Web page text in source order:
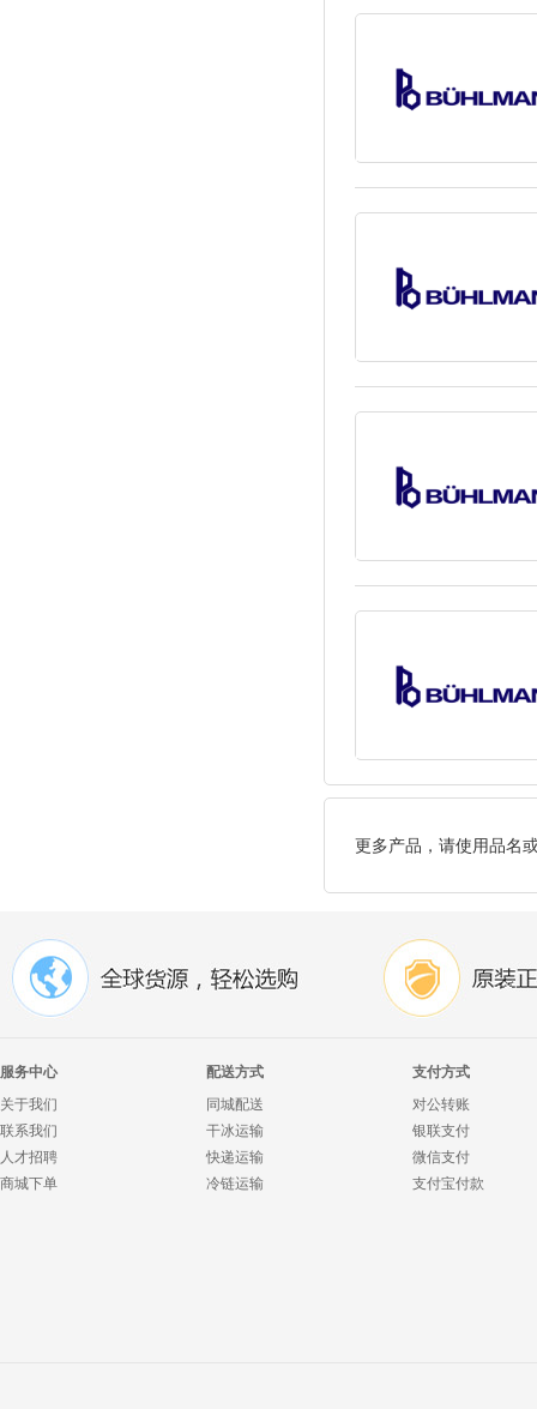
更多产品，请使用品名
服务中心
关于我们
联系我们
人才招聘
商城下单
配送方式
同城配送
干冰运输
快递运输
冷链运输
支付方式
对公转账
银联支付
微信支付
支付宝付款